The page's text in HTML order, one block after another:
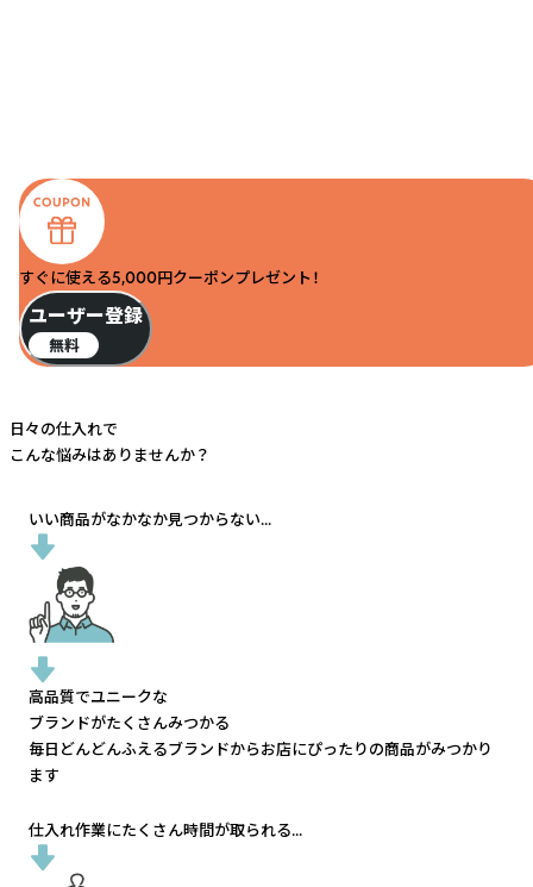
すぐに使える5,000円クーポンプレゼント！
ユーザー登録
無料
日々の仕入れで
こんな悩みはありませんか？
いい商品がなかなか見つからない...
高品質でユニークな
ブランドがたくさんみつかる
毎日どんどんふえるブランドからお店にぴったりの商品がみつかり
ます
仕入れ作業にたくさん時間が取られる...